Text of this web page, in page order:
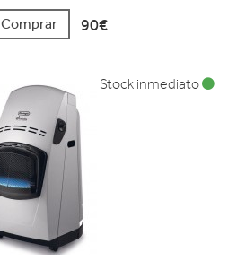
Comprar 90€
Stock inmediato